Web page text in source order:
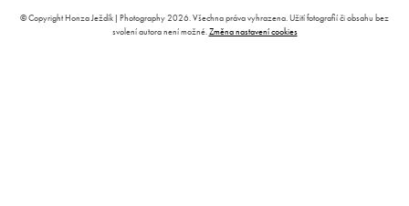
© Copyright Honza Ježdík | Photography 2026. Všechna práva vyhrazena. Užití fotografií či obsahu bez
svolení autora není možné.Změna nastavení cookies